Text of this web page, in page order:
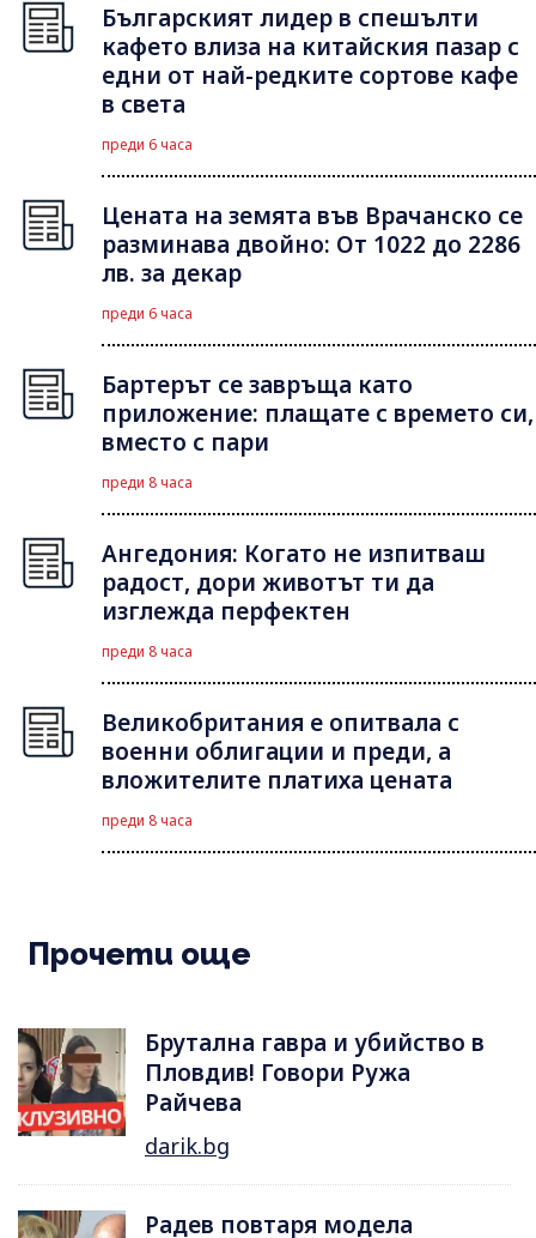
Българският лидер в спешълти
кафето влиза на китайския пазар с
едни от най-редките сортове кафе
в света
преди 6 часа
Цената на земята във Врачанско се
разминава двойно: От 1022 до 2286
лв. за декар
преди 6 часа
Бартерът се завръща като
приложение: плащате с времето си,
вместо с пари
преди 8 часа
Ангедония: Когато не изпитваш
радост, дори животът ти да
изглежда перфектен
преди 8 часа
Великобритания е опитвала с
военни облигации и преди, а
вложителите платиха цената
преди 8 часа
Прочети още
Брутална гавра и убийство в
Пловдив! Говори Ружа
Райчева
darik.bg
Радев повтаря модела